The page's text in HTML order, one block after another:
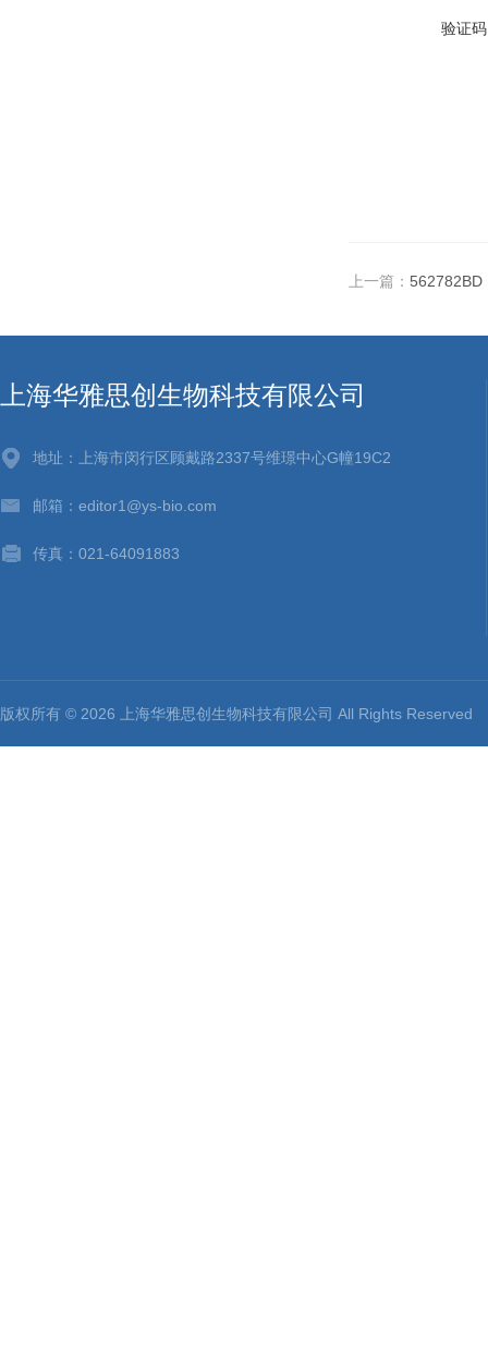
验证
上一篇： 562782BD
上海华雅思创生物科技有限公司
地址：上海市闵行区顾戴路2337号维璟中心G幢19C2
邮箱：editor1@ys-bio.com
传真：021-64091883
版权所有 © 2026 上海华雅思创生物科技有限公司 All Rights